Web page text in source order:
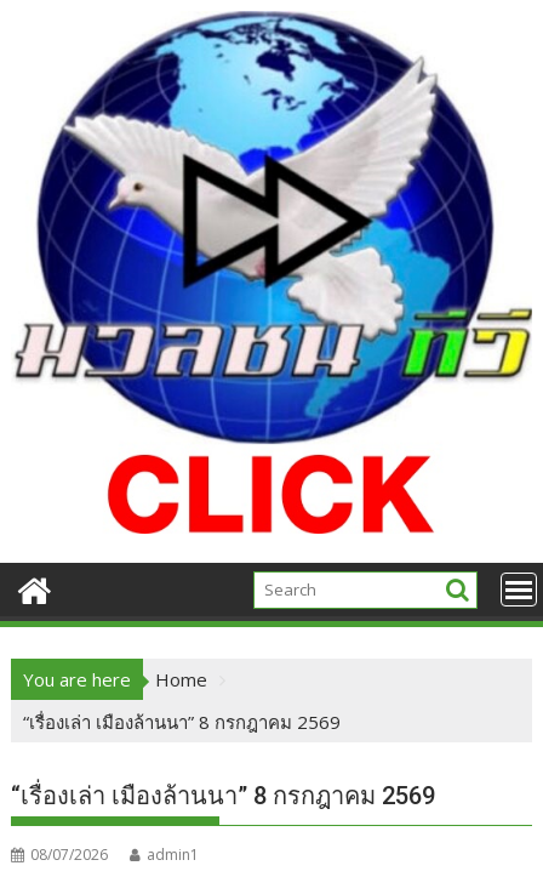
You are here
Home
“เรื่องเล่า เมืองล้านนา” 8 กรกฎาคม 2569
“เรื่องเล่า เมืองล้านนา” 8 กรกฎาคม 2569
08/07/2026 admin1